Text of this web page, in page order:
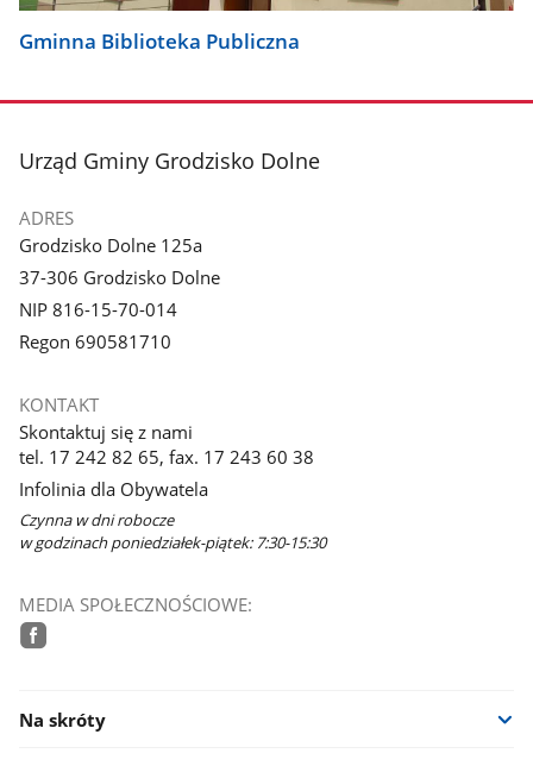
Gminna Biblioteka Publiczna
stopka
Urząd Gminy Grodzisko Dolne
ADRES
Grodzisko Dolne 125a
37-306 Grodzisko Dolne
NIP 816-15-70-014
Regon 690581710
KONTAKT
Skontaktuj się z nami
tel. 17 242 82 65, fax. 17 243 60 38
Infolinia dla Obywatela
Czynna w dni robocze
w godzinach poniedziałek-piątek: 7:30-15:30
MEDIA SPOŁECZNOŚCIOWE:
Na skróty